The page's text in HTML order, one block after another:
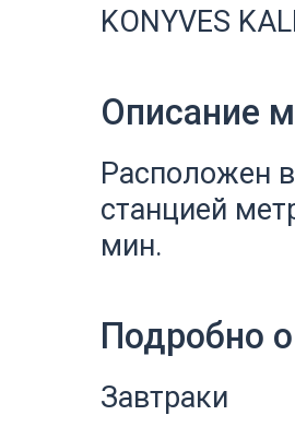
KONYVES
Описание
Расположен
станцией
мин.
Подробно
Завтраки